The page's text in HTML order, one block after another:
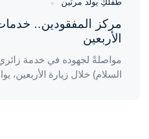
مركز المفقودين..
الأربعين
مواصلةً لجهوده في خدمة
السلام) خلال زيارة الأربعين،